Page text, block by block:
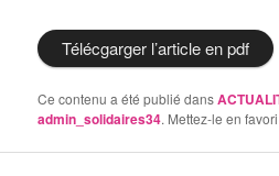
Télécgarger l’article en pdf
Ce contenu a été publié dans
admin_solidaires34. Mettez-le en